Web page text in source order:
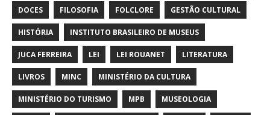
DOCES FILOSOFIA FOLCLORE GESTÃO CULTURAL
HISTÓRIA INSTITUTO BRASILEIRO DE MUSEUS
JUCA FERREIRA LEI LEI ROUANET LITERATURA
LIVROS MINC MINISTÉRIO DA CULTURA
MINISTÉRIO DO TURISMO MPB MUSEOLOGIA